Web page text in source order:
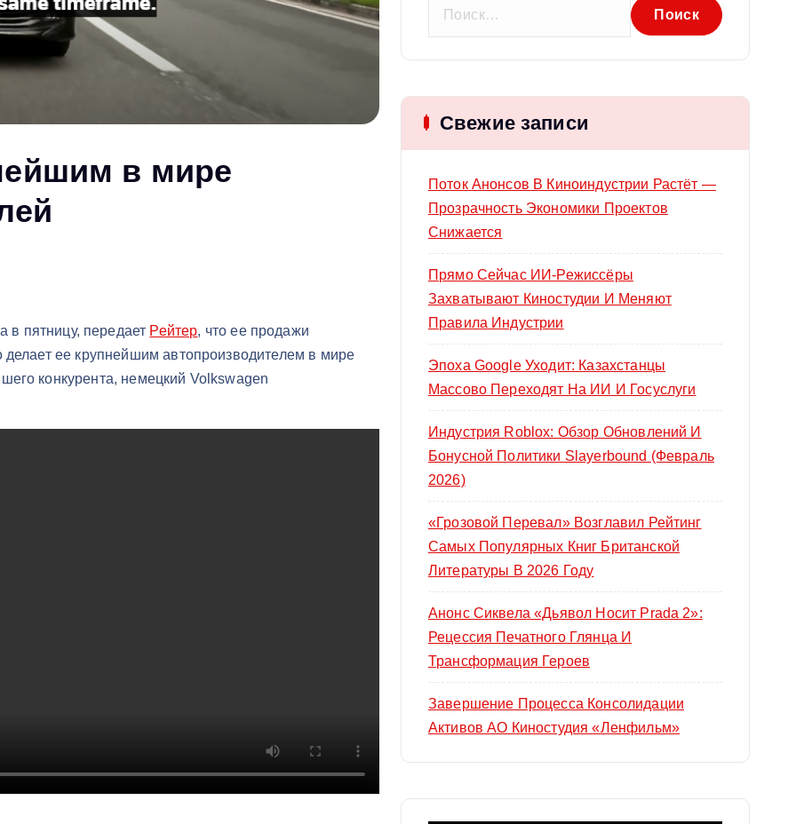
в мире
в пятницу, передает Рейтер, что ее продажи
ее крупнейшим автопроизводителем в мире
конкурента, немецкий Volkswagen
и
:
Свежие записи
Поток Анонсов В Киноиндустрии Растёт —
Прозрачность Экономики Проектов
Снижается
Прямо Сейчас ИИ-Режиссёры
Захватывают Киностудии И Меняют
Правила Индустрии
Эпоха Google Уходит: Казахстанцы
Массово Переходят На ИИ И Госуслуги
Индустрия Roblox: Обзор Обновлений И
Бонусной Политики Slayerbound (февраль
2026)
«Грозовой Перевал» Возглавил Рейтинг
Самых Популярных Книг Британской
Литературы В 2026 Году
Анонс Сиквела «Дьявол Носит Prada 2»:
Рецессия Печатного Глянца И
Трансформация Героев
Завершение Процесса Консолидации
Активов АО Киностудия «Ленфильм»